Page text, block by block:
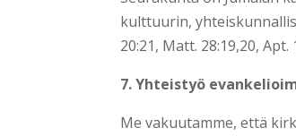
kulttuurin,
20:21, Matt. 28:19,20, Apt.
7. Yhteistyö
Me vakuutamme, että